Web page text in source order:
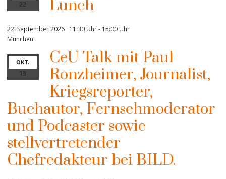
22
Lunch
22. September 2026 · 11:30 Uhr- 15:00 Uhr
München
OKT.
13
CeU Talk mit Paul
Ronzheimer, Journalist,
Kriegsreporter,
Buchautor, Fernsehmoderator
und Podcaster sowie
stellvertretender
Chefredakteur bei BILD.